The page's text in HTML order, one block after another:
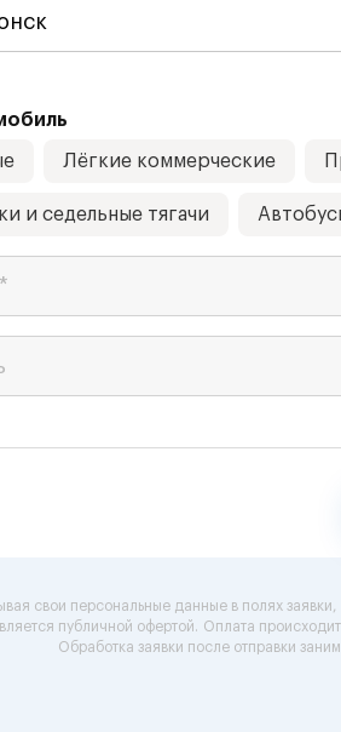
Лёгкие коммерческие
и седельные тягачи
свои персональные данные в полях
публичной офертой. Оплата
Обработка заявки после отправки